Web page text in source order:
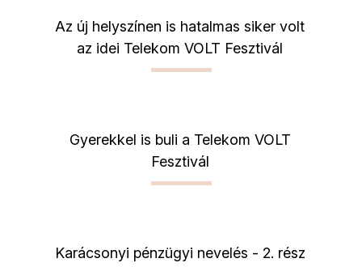
Az új helyszínen is hatalmas siker volt
az idei Telekom VOLT Fesztivál
Gyerekkel is buli a Telekom VOLT
Fesztivál
Karácsonyi pénzügyi nevelés - 2. rész